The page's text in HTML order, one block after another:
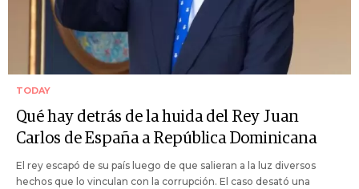
TODAY
Qué hay detrás de la huida del Rey Juan
Carlos de España a República Dominicana
El rey escapó de su país luego de que salieran a la luz diversos
hechos que lo vinculan con la corrupción. El caso desató una